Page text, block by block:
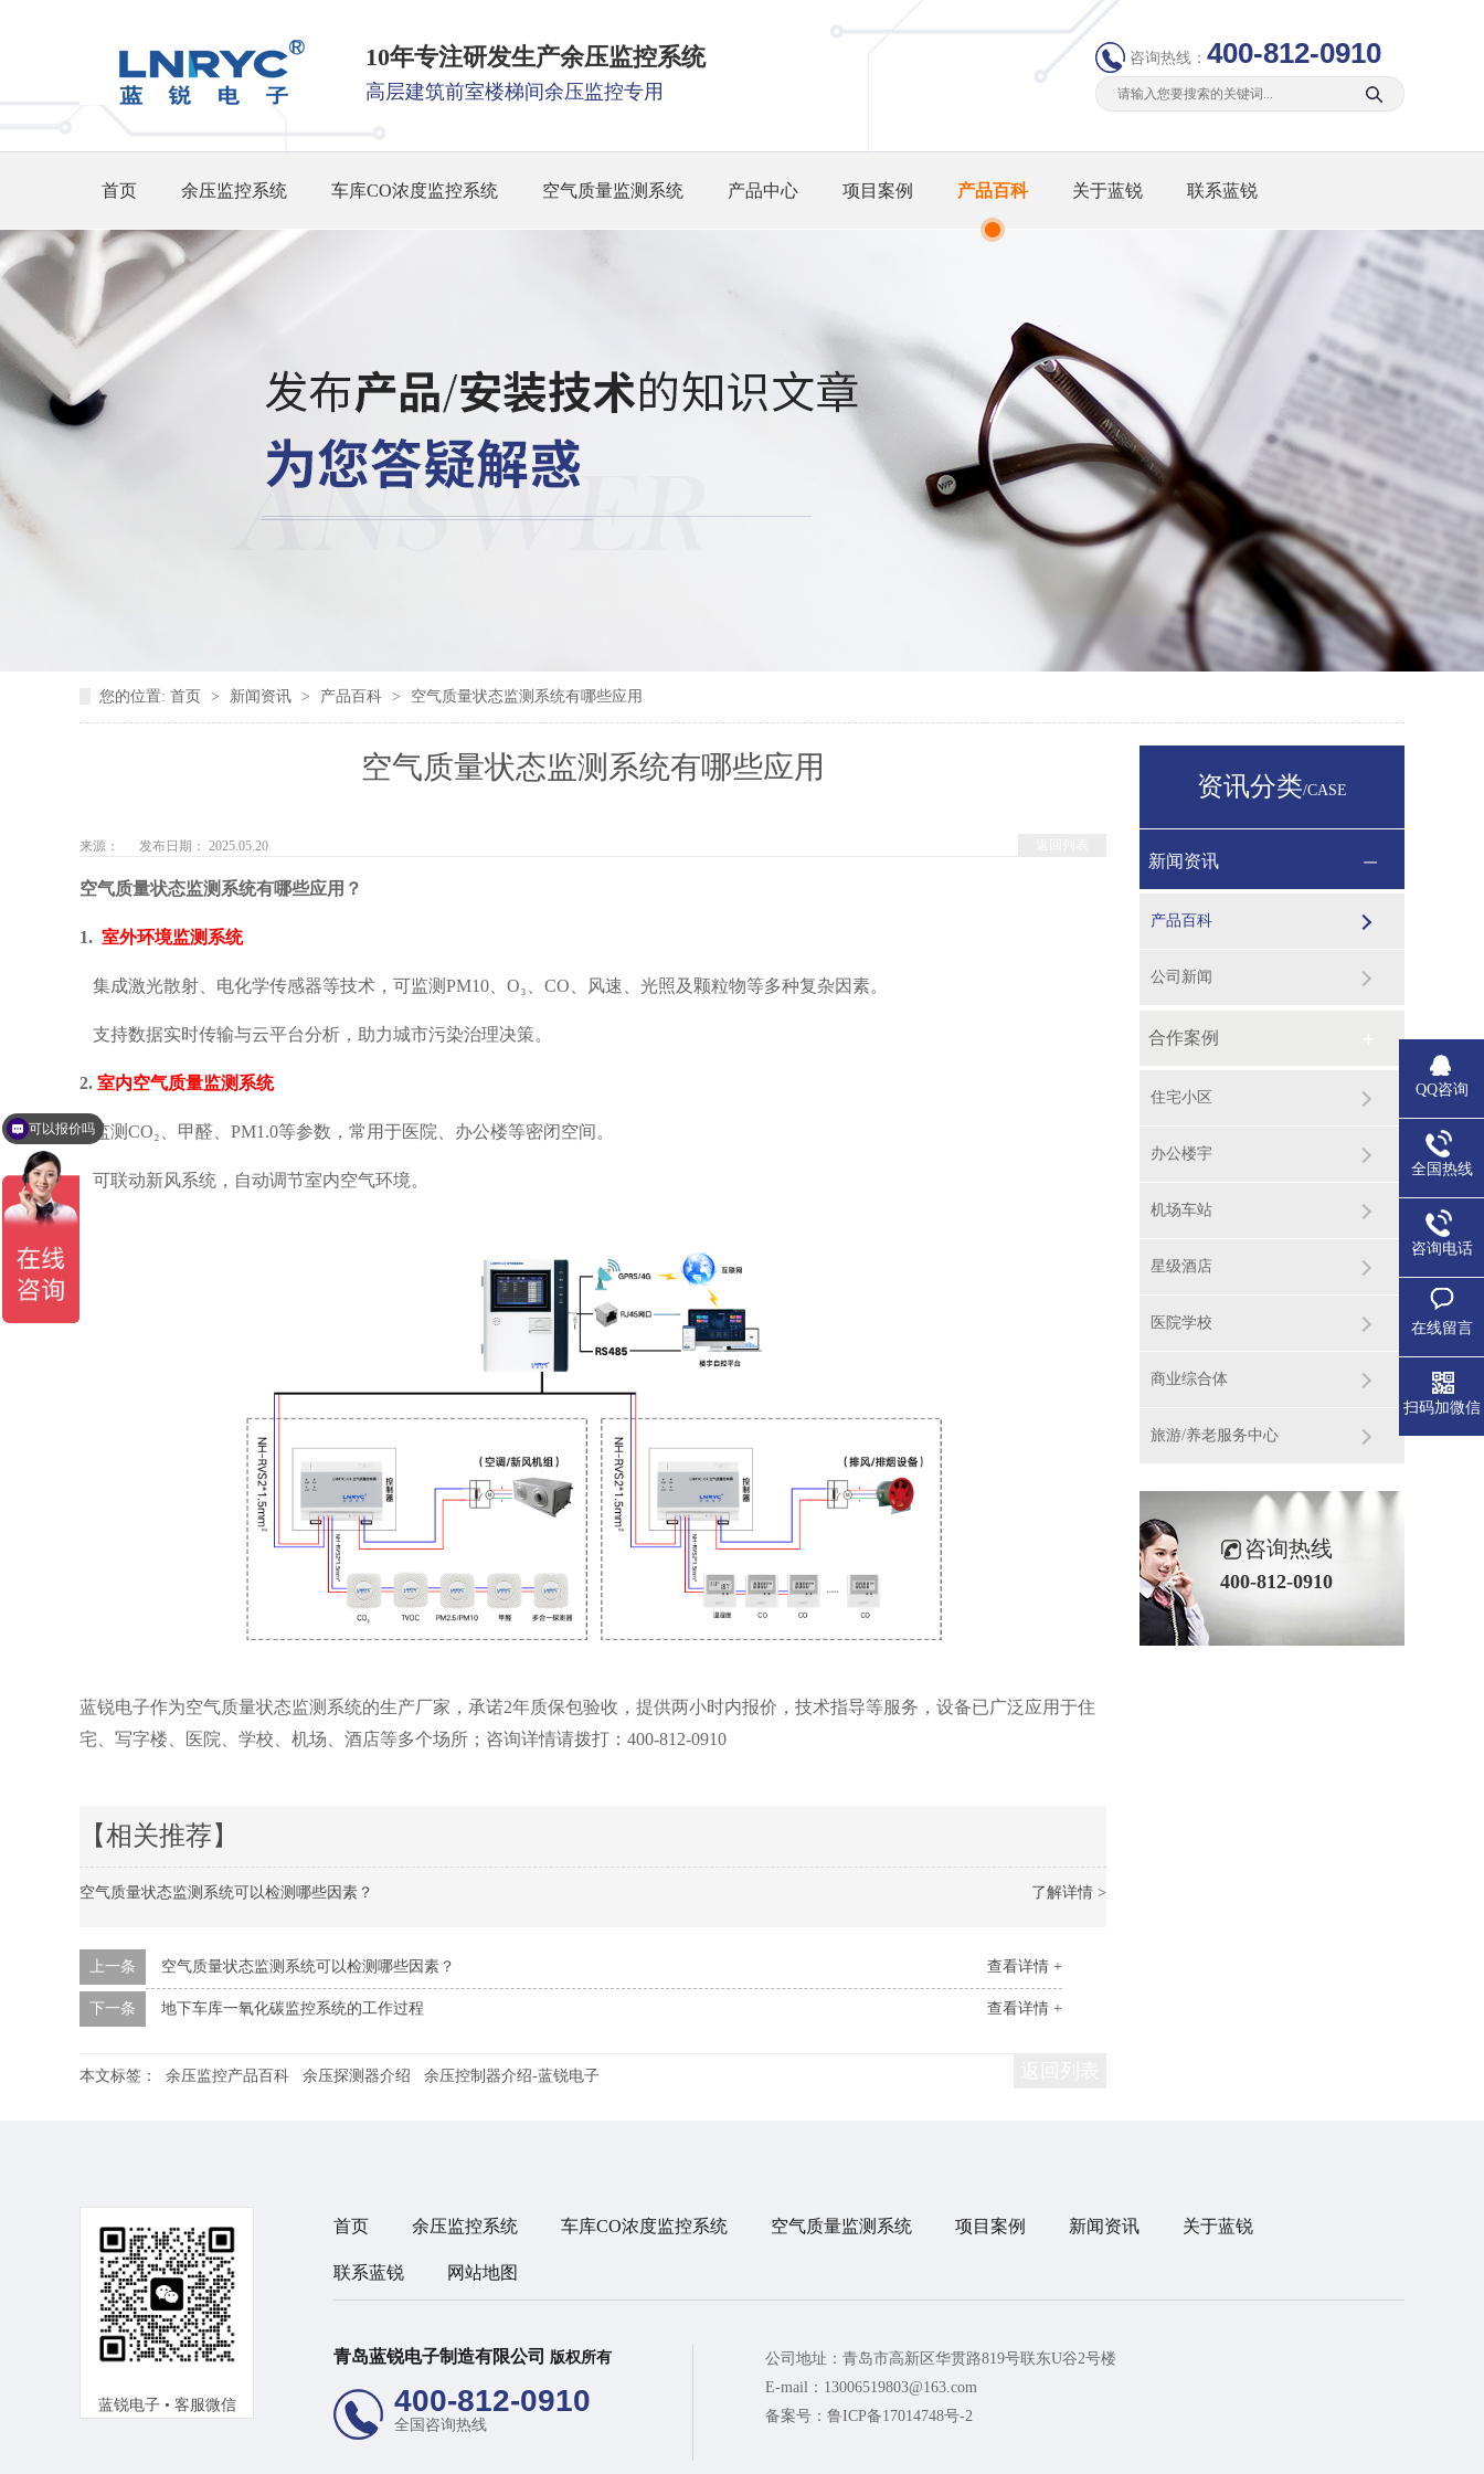
10年专注研发生产余压监控系统
高层建筑前室楼梯间余压监控专用
咨询热线： 400-812-0910
首页 余压监控系统 车库CO浓度监控系统 空气质量监测系统 产品中心 项目案例 产品百科 关于蓝锐 联系蓝锐
您的位置: 首页 > 新闻资讯 > 产品百科 > 空气质量状态监测系统有哪些应用
空气质量状态监测系统有哪些应用
来源： 发布日期： 2025.05.20
空气质量状态监测系统有哪些应用？
1. 室外环境监测系统‌
集成激光散射、电化学传感器等技术，可监测PM10、O₃、CO、风速、光照及颗粒物等多种复杂因素。
支持数据实时传输与云平台分析，助力城市污染治理决策。
2‌. 室内空气质量监测系统‌
监测CO₂、甲醛、PM1.0等参数，常用于医院、办公楼等密闭空间。
可联动新风系统，自动调节室内空气环境。
蓝锐电子作为空气质量状态监测系统的生产厂家，承诺2年质保包验收，提供两小时内报价，技术指导等服务，设备已广泛应用于住
宅、写字楼、医院、学校、机场、酒店等多个场所；咨询详情请拨打：400-812-0910
【相关推荐】
了解详情 >
空气质量状态监测系统可以检测哪些因素？
查看详情 +
上一条 空气质量状态监测系统可以检测哪些因素？
查看详情 +
下一条 地下车库一氧化碳监控系统的工作过程
本文标签： 余压监控产品百科 余压探测器介绍 余压控制器介绍-蓝锐电子
资讯分类/CASE
新闻资讯
产品百科
公司新闻
合作案例
住宅小区
办公楼宇
机场车站
星级酒店
医院学校
商业综合体
旅游/养老服务中心
咨询热线
400-812-0910
蓝锐电子 • 客服微信
首页 余压监控系统 车库CO浓度监控系统 空气质量监测系统 项目案例 新闻资讯 关于蓝锐
联系蓝锐 网站地图
青岛蓝锐电子制造有限公司 版权所有
400-812-0910
全国咨询热线
公司地址：青岛市高新区华贯路819号联东U谷2号楼
E-mail：13006519803@163.com
备案号： 鲁ICP备17014748号-2
QQ咨询
全国热线
咨询电话
在线留言
扫码加微信
可以报价吗